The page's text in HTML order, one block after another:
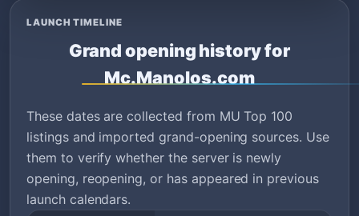
LAUNCH TIMELINE
Grand opening history for
Mc.Manolos.com
These dates are collected from MU Top 100
listings and imported grand-opening sources. Use
them to verify whether the server is newly
opening, reopening, or has appeared in previous
launch calendars.